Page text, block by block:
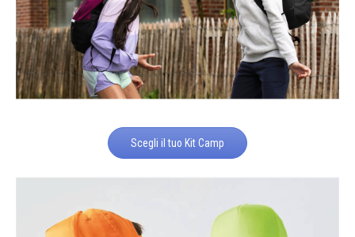
Scegli il tuo Kit Camp